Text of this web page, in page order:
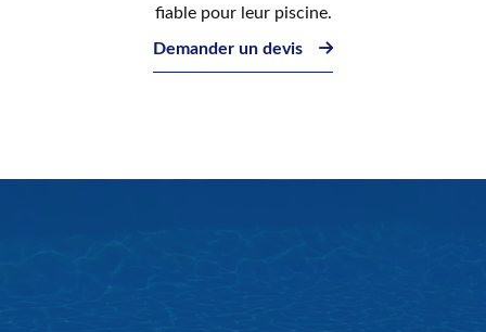
fiable pour leur piscine.
Demander un devis